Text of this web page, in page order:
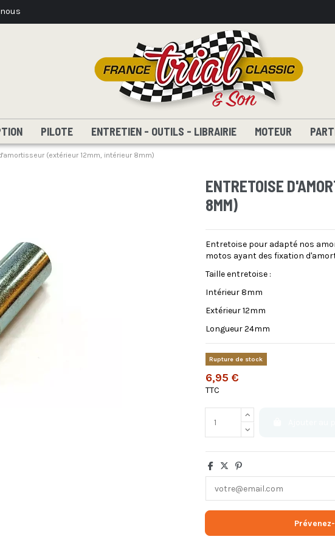
PILOTE ENTRETIEN - OUTILS - LIBRAIRIE MOTEUR
(extérieur 12mm, intérieur 8mm)
ENTRETOISE
8MM)
Entretoise pour adapté nos
motos ayant des fixation
Taille entretoise :
Intérieur 8mm
Extérieur 12mm
Longueur 24mm
Rupture de stock
6,95 €
TTC